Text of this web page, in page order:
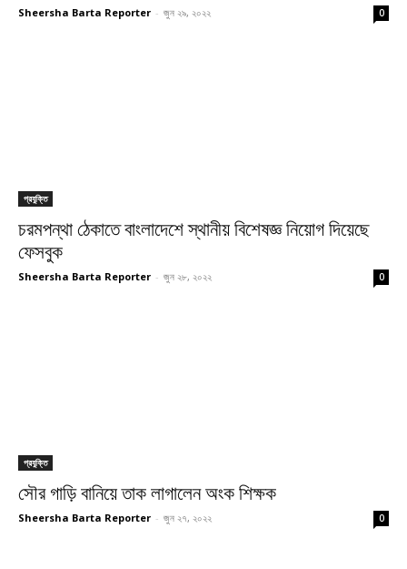
Sheersha Barta Reporter - জুন ২৯, ২০২২ 0
প্রযুক্তি
চরমপন্থা ঠেকাতে বাংলাদেশে স্থানীয় বিশেষজ্ঞ নিয়োগ দিয়েছে
ফেসবুক
Sheersha Barta Reporter - জুন ২৮, ২০২২ 0
প্রযুক্তি
সৌর গাড়ি বানিয়ে তাক লাগালেন অংক শিক্ষক
Sheersha Barta Reporter - জুন ২৭, ২০২২ 0